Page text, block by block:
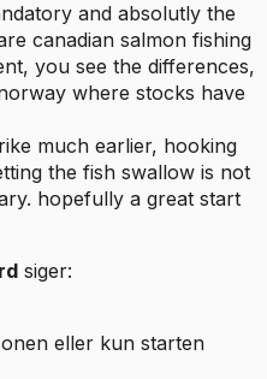
and absolutly the
canadian salmon fishing
you see the differences,
where stocks have
much earlier, hooking
the fish swallow is not
hopefully a great start
siger:
eller kun starten